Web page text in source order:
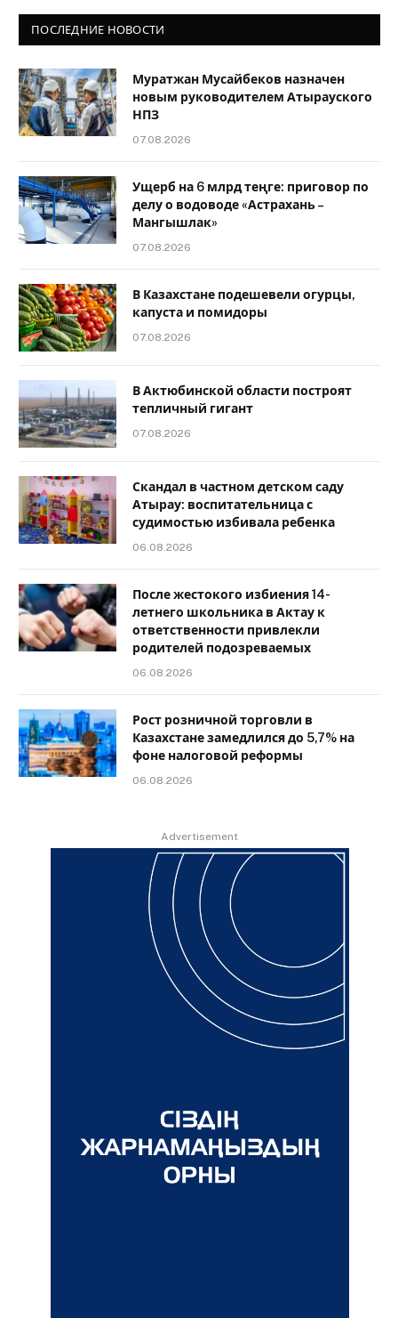
ПОСЛЕДНИЕ НОВОСТИ
Муратжан Мусайбеков назначен
новым руководителем Атырауского
НПЗ
07.08.2026
Ущерб на 6 млрд теңге: приговор по
делу о водоводе «Астрахань –
Мангышлак»
07.08.2026
В Казахстане подешевели огурцы,
капуста и помидоры
07.08.2026
В Актюбинской области построят
тепличный гигант
07.08.2026
Скандал в частном детском саду
Атырау: воспитательница с
судимостью избивала ребенка
06.08.2026
После жестокого избиения 14-
летнего школьника в Актау к
ответственности привлекли
родителей подозреваемых
06.08.2026
Рост розничной торговли в
Казахстане замедлился до 5,7% на
фоне налоговой реформы
06.08.2026
Advertisement